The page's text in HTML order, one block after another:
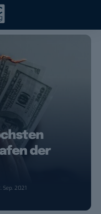
der
2021